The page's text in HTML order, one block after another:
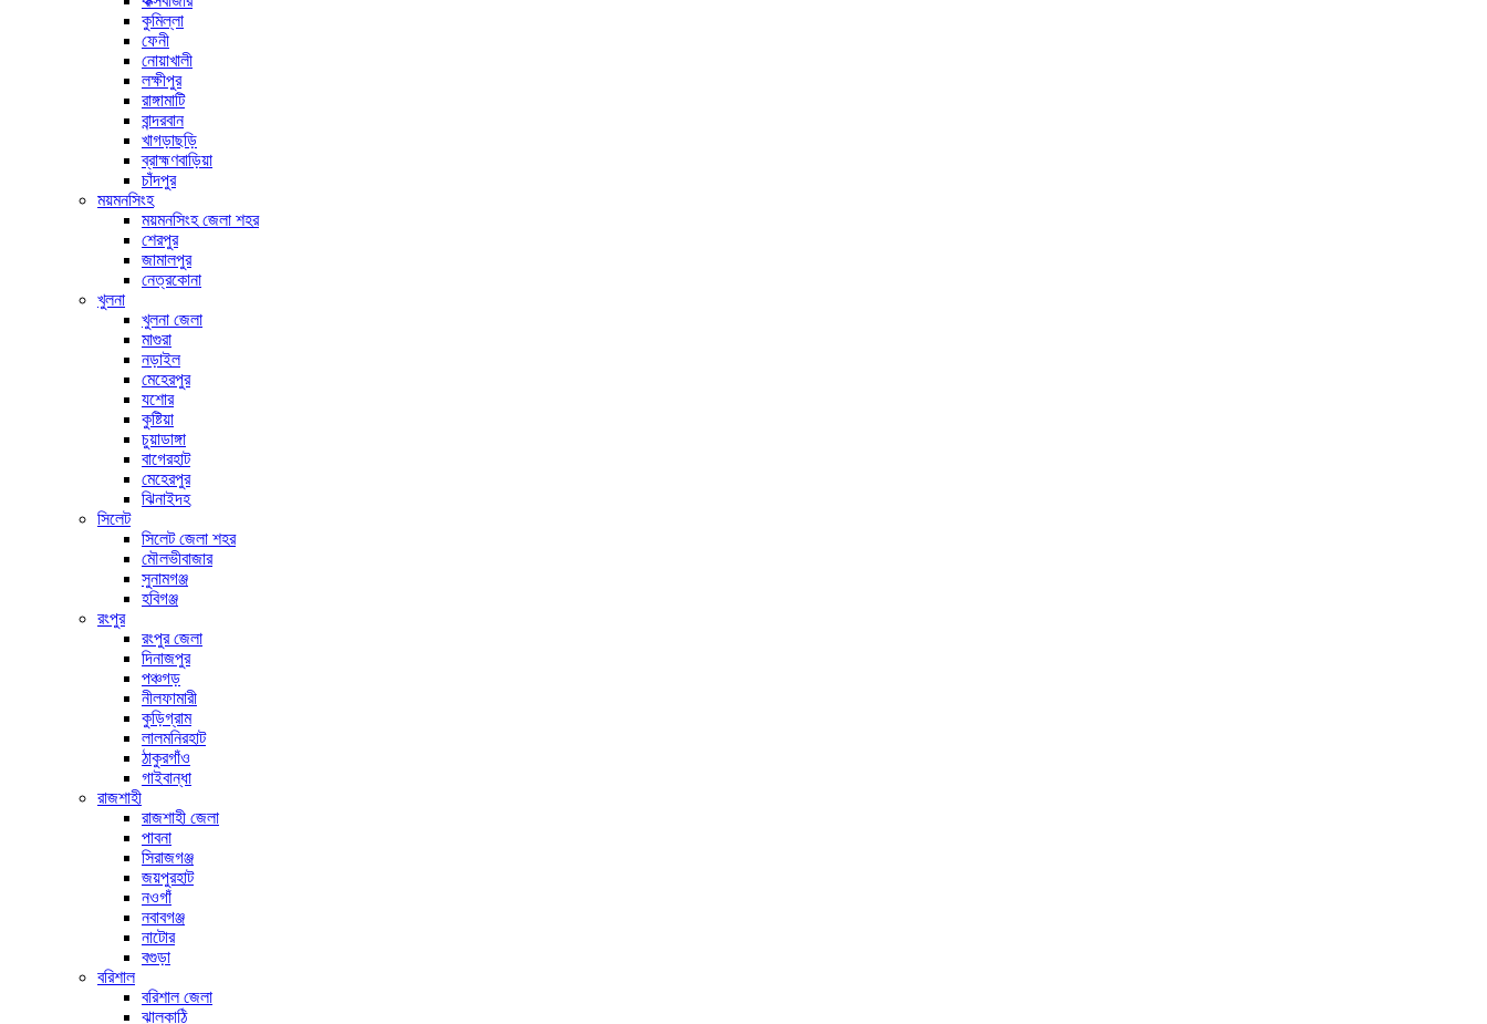
কুমিল্লা
ফেনী
নোয়াখালী
লক্ষীপুর
রাঙ্গামাটি
বান্দরবান
খাগড়াছড়ি
ব্রাহ্মণবাড়িয়া
চাঁদপুর
ময়মনসিংহ
ময়মনসিংহ জেলা শহর
শেরপুর
জামালপুর
নেত্রকোনা
খুলনা
খুলনা জেলা
মাগুরা
নড়াইল
মেহেরপুর
যশোর
কুষ্টিয়া
চুয়াডাঙ্গা
বাগেরহাট
মেহেরপুর
ঝিনাইদহ
সিলেট
সিলেট জেলা শহর
মৌলভীবাজার
সুনামগঞ্জ
হবিগঞ্জ
রংপুর
রংপুর জেলা
দিনাজপুর
পঞ্চগড়
নীলফামারী
কুড়িগ্রাম
লালমনিরহাট
ঠাকুরগাঁও
গাইবান্ধা
রাজশাহী
রাজশাহী জেলা
পাবনা
সিরাজগঞ্জ
জয়পুরহাট
নওগাঁ
নবাবগঞ্জ
নাটোর
বগুড়া
বরিশাল
বরিশাল জেলা
ঝালকাঠি